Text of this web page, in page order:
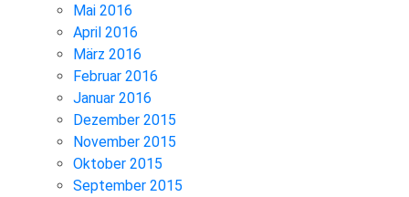
Mai 2016
April 2016
März 2016
Februar 2016
Januar 2016
Dezember 2015
November 2015
Oktober 2015
September 2015